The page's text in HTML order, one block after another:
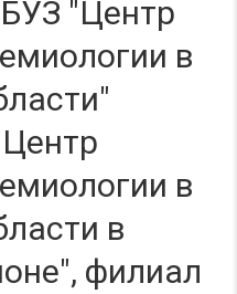
"Центр
в
в
в
филиал